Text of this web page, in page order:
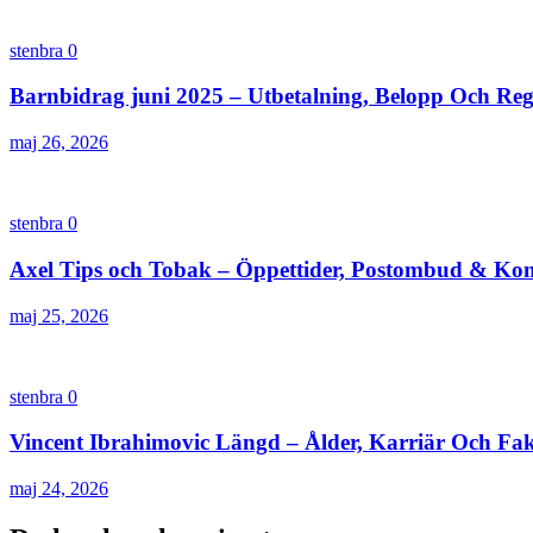
stenbra 0
Barnbidrag juni 2025 – Utbetalning, Belopp Och
maj 26, 2026
stenbra 0
Axel Tips och Tobak – Öppettider, Postombud &
maj 25, 2026
stenbra 0
Vincent Ibrahimovic Längd – Ålder, Karriär Och
maj 24, 2026